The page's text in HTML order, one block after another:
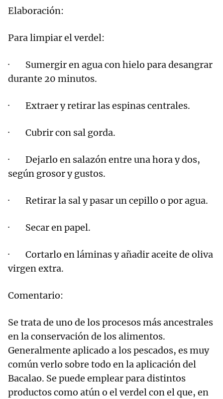
Elaboración:
Para limpiar el verdel:
· Sumergir en agua con hielo para desangrar
durante 20 minutos.
· Extraer y retirar las espinas centrales.
· Cubrir con sal gorda.
· Dejarlo en salazón entre una hora y dos,
según grosor y gustos.
· Retirar la sal y pasar un cepillo o por agua.
· Secar en papel.
· Cortarlo en láminas y añadir aceite de oliva
virgen extra.
Comentario:
Se trata de uno de los procesos más ancestrales
en la conservación de los alimentos.
Generalmente aplicado a los pescados, es muy
común verlo sobre todo en la aplicación del
Bacalao. Se puede emplear para distintos
productos como atún o el verdel con el que, en